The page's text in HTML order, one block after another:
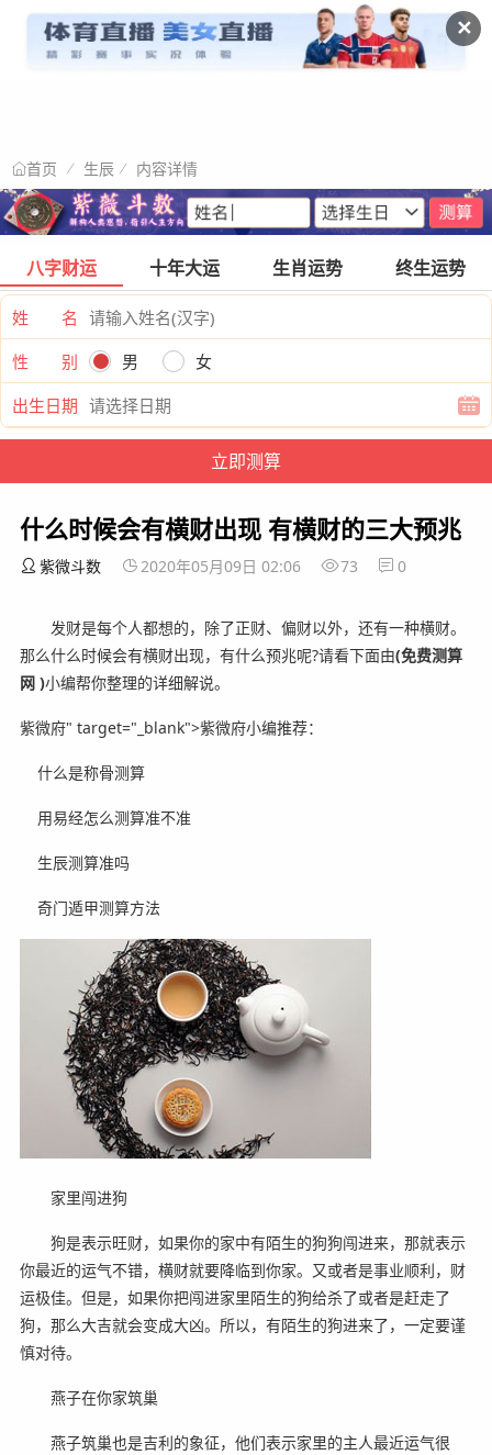
✕
首页 生辰 内容详情
八字财运 十年大运 生肖运势 终生运势
姓 名
性 别
男
女
出生日期
什么时候会有横财出现 有横财的三大预兆
紫微斗数 2020年05月09日 02:06 73 0
发财是每个人都想的，除了正财、偏财以外，还有一种横财。
那么什么时候会有横财出现，有什么预兆呢?请看下面由(免费测算
网 )小编帮你整理的详细解说。
紫微府" target="_blank">紫微府小编推荐：
什么是称骨测算
用易经怎么测算准不准
生辰测算准吗
奇门遁甲测算方法
家里闯进狗
狗是表示旺财，如果你的家中有陌生的狗狗闯进来，那就表示
你最近的运气不错，横财就要降临到你家。又或者是事业顺利，财
运极佳。但是，如果你把闯进家里陌生的狗给杀了或者是赶走了
狗，那么大吉就会变成大凶。所以，有陌生的狗进来了，一定要谨
慎对待。
燕子在你家筑巢
燕子筑巢也是吉利的象征，他们表示家里的主人最近运气很